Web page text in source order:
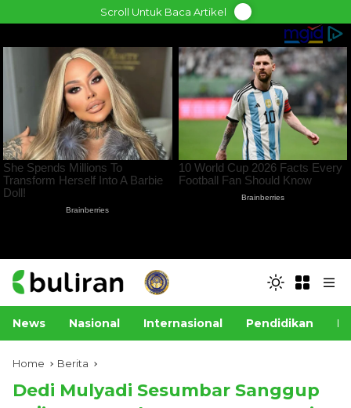
to
Scroll Untuk Baca Artikel
News Nasional Internasional Pendidikan
Home Berita
Dedi Mulyadi Sesumbar Sanggup